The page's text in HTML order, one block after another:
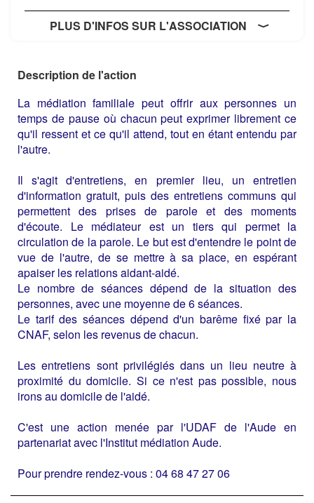
PLUS D'INFOS SUR L'ASSOCIATION
Description de l'action
La médiation familiale peut offrir aux personnes un
temps de pause où chacun peut exprimer librement ce
qu'il ressent et ce qu'il attend, tout en étant entendu par
l'autre.
Il s'agit d'entretiens, en premier lieu, un entretien
d'information gratuit, puis des entretiens communs qui
permettent des prises de parole et des moments
d'écoute. Le médiateur est un tiers qui permet la
circulation de la parole. Le but est d'entendre le point de
vue de l'autre, de se mettre à sa place, en espérant
apaiser les relations aidant-aidé.
Le nombre de séances dépend de la situation des
personnes, avec une moyenne de 6 séances.
Le tarif des séances dépend d'un barême fixé par la
CNAF, selon les revenus de chacun.
Les entretiens sont privilégiés dans un lieu neutre à
proximité du domicile. Si ce n'est pas possible, nous
irons au domicile de l'aidé.
C'est une action menée par l'UDAF de l'Aude en
partenariat avec l'Institut médiation Aude.
Pour prendre rendez-vous : 04 68 47 27 06